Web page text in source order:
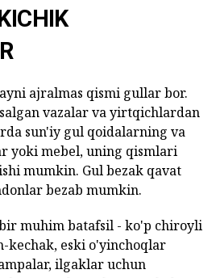
ajralmas qismi gullar bor.
vazalar va yirtqichlardan
sun'iy gul qoidalarning va
yoki mebel, uning qismlari
mumkin. Gul bezak qavat
bezab mumkin.
muhim batafsil - ko'p chiroyli
kechak, eski o'yinchoqlar
ilgaklar uchun